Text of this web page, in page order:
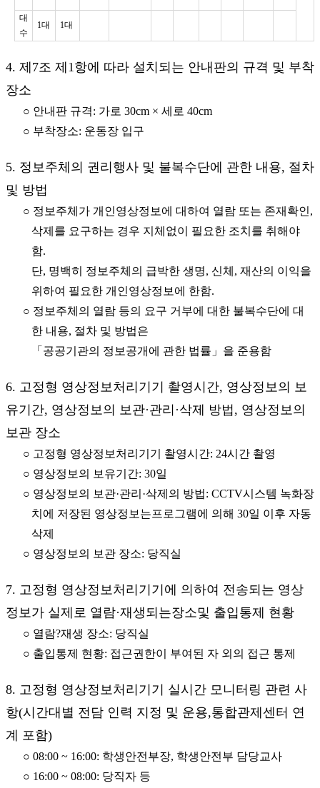
대
수
1대 1대
4. 제7조 제1항에 따라 설치되는 안내판의 규격 및 부착
장소
○ 안내판 규격: 가로 30cm × 세로 40cm
○ 부착장소: 운동장 입구
5. 정보주체의 권리행사 및 불복수단에 관한 내용, 절차
및 방법
○ 정보주체가 개인영상정보에 대하여 열람 또는 존재확인,
삭제를 요구하는 경우 지체없이 필요한 조치를 취해야
함.
단, 명백히 정보주체의 급박한 생명, 신체, 재산의 이익을
위하여 필요한 개인영상정보에 한함.
○ 정보주체의 열람 등의 요구 거부에 대한 불복수단에 대
한 내용, 절차 및 방법은
「공공기관의 정보공개에 관한 법률」을 준용함
6. 고정형 영상정보처리기기 촬영시간, 영상정보의 보
유기간, 영상정보의 보관·관리·삭제 방법, 영상정보의
보관 장소
○ 고정형 영상정보처리기기 촬영시간: 24시간 촬영
○ 영상정보의 보유기간: 30일
○ 영상정보의 보관·관리·삭제의 방법: CCTV시스템 녹화장
치에 저장된 영상정보는프로그램에 의해 30일 이후 자동
삭제
○ 영상정보의 보관 장소: 당직실
7. 고정형 영상정보처리기기에 의하여 전송되는 영상
정보가 실제로 열람·재생되는장소및 출입통제 현황
○ 열람?재생 장소: 당직실
○ 출입통제 현황: 접근권한이 부여된 자 외의 접근 통제
8. 고정형 영상정보처리기기 실시간 모니터링 관련 사
항(시간대별 전담 인력 지정 및 운용,통합관제센터 연
계 포함)
○ 08:00 ~ 16:00: 학생안전부장, 학생안전부 담당교사
○ 16:00 ~ 08:00: 당직자 등